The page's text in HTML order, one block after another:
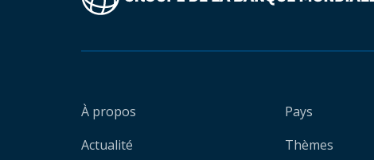
À propos
Actualité
Pays
Thèmes